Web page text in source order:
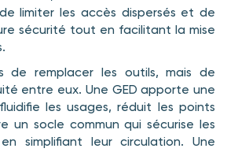
limiter les accès dispersés et de
sécurité tout en facilitant la mise
de remplacer les outils, mais de
entre eux. Une GED apporte une
fluidifie les usages, réduit les points
un socle commun qui sécurise les
simplifiant leur circulation. Une